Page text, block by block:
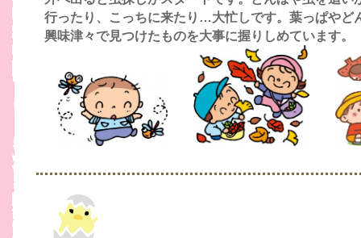
行ったり、こっちに来たり…大忙しです。葉っぱやど
興味津々で見つけたものを大事に握りしめています。